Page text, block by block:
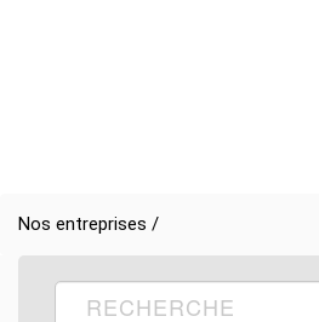
Nos entreprises /